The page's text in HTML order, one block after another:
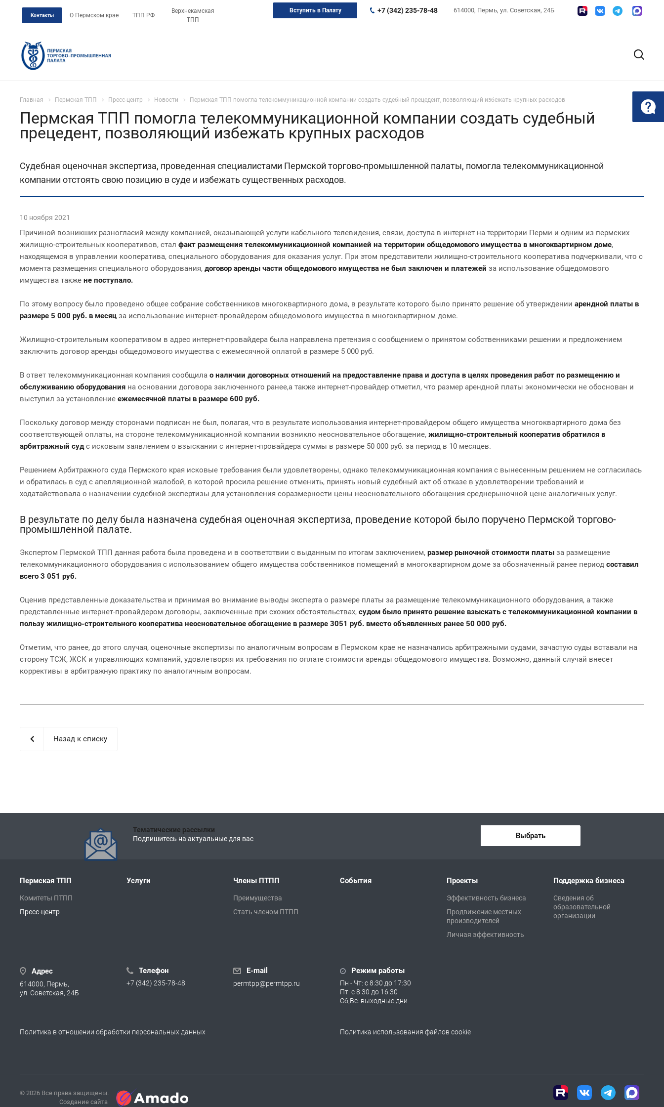
Контакты О Пермском крае ТПП РФ
Верхнекамская
ТПП
614000, Пермь, ул. Советская, 24Б
+7 (342) 235-78-48
Вступить в Палату
Главная Пермская ТПП Пресс-центр Новости Пермская ТПП помогла телекоммуникационной компании создать судебный прецедент, позволяющий избежать крупных расходов
Пермская ТПП помогла телекоммуникационной компании создать судебный
прецедент, позволяющий избежать крупных расходов
Судебная оценочная экспертиза, проведенная специалистами Пермской торгово-промышленной палаты, помогла телекоммуникационной
компании отстоять свою позицию в суде и избежать существенных расходов.
10 ноября 2021
Причиной возникших разногласий между компанией, оказывающей услуги кабельного телевидения, связи, доступа в интернет на территории Перми и одним из пермских
жилищно-строительных кооперативов, стал факт размещения телекоммуникационной компанией на территории общедомового имущества в многоквартирном доме,
находящемся в управлении кооператива, специального оборудования для оказания услуг. При этом представители жилищно-строительного кооператива подчеркивали, что с
момента размещения специального оборудования, договор аренды части общедомового имущества не был заключен и платежей за использование общедомового
имущества также не поступало.
По этому вопросу было проведено общее собрание собственников многоквартирного дома, в результате которого было принято решение об утверждении арендной платы в
размере 5 000 руб. в месяц за использование интернет-провайдером общедомового имущества в многоквартирном доме.
Жилищно-строительным кооперативом в адрес интернет-провайдера была направлена претензия с сообщением о принятом собственниками решении и предложением
заключить договор аренды общедомового имущества с ежемесячной оплатой в размере 5 000 руб.
В ответ телекоммуникационная компания сообщила о наличии договорных отношений на предоставление права и доступа в целях проведения работ по размещению и
обслуживанию оборудования на основании договора заключенного ранее,а также интернет-провайдер отметил, что размер арендной платы экономически не обоснован и
выступил за установление ежемесячной платы в размере 600 руб.
Поскольку договор между сторонами подписан не был, полагая, что в результате использования интернет-провайдером общего имущества многоквартирного дома без
соответствующей оплаты, на стороне телекоммуникационной компании возникло неосновательное обогащение, жилищно-строительный кооператив обратился в
арбитражный судс исковым заявлением о взыскании с интернет-провайдера суммы в размере 50 000 руб. за период в 10 месяцев.
Решением Арбитражного суда Пермского края исковые требования были удовлетворены, однако телекоммуникационная компания с вынесенным решением не согласилась
и обратилась в суд с апелляционной жалобой, в которой просила решение отменить, принять новый судебный акт об отказе в удовлетворении требований и
ходатайствовала о назначении судебной экспертизы для установления соразмерности цены неосновательного обогащения среднерыночной цене аналогичных услуг.
В результате по делу была назначена судебная оценочная экспертиза, проведение которой было поручено Пермской торгово-
промышленной палате.
Экспертом Пермской ТПП данная работа была проведена и в соответствии с выданным по итогам заключением, размер рыночной стоимости платы за размещение
телекоммуникационного оборудования с использованием общего имущества собственников помещений в многоквартирном доме за обозначенный ранее период составил
всего 3 051 руб.
Оценив представленные доказательства и принимая во внимание выводы эксперта о размере платы за размещение телекоммуникационного оборудования, а также
представленные интернет-провайдером договоры, заключенные при схожих обстоятельствах, судом было принято решение взыскать с телекоммуникационной компании в
пользу жилищно-строительного кооператива неосновательное обогащение в размере 3051 руб. вместо объявленных ранее 50 000 руб.
Отметим, что ранее, до этого случая, оценочные экспертизы по аналогичным вопросам в Пермском крае не назначались арбитражными судами, зачастую суды вставали на
сторону ТСЖ, ЖСК и управляющих компаний, удовлетворяя их требования по оплате стоимости аренды общедомового имущества. Возможно, данный случай внесет
коррективы в арбитражную практику по аналогичным вопросам.
Назад к списку
Тематические рассылки
Подпишитесь на актуальные для вас
Выбрать
Пермская ТПП
Комитеты ПТПП
Пресс-центр
Услуги Члены ПТПП
Преимущества
Стать членом ПТПП
События Проекты
Эффективность бизнеса
Продвижение местных
производителей
Личная эффективность
Поддержка бизнеса
Сведения об
образовательной
организации
Адрес
614000, Пермь,
ул. Советская, 24Б
Телефон
+7 (342) 235-78-48
E-mail
permtpp@permtpp.ru
Режим работы
Пн - Чт: с 8:30 до 17:30
Пт: с 8:30 до 16:30
Сб,Вс: выходные дни
Политика в отношении обработки персональных данных Политика использования файлов cookie
© 2026 Все права защищены.
Создание сайта